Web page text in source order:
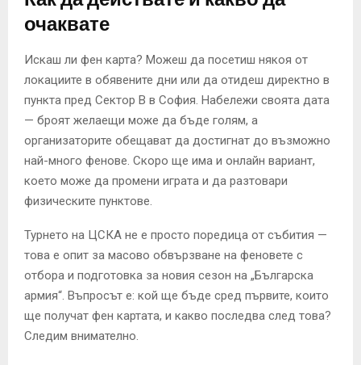
очаквате
Искаш ли фен карта? Можеш да посетиш някоя от
локациите в обявените дни или да отидеш директно в
пункта пред Сектор В в София. Набележи своята дата
— броят желаещи може да бъде голям, а
организаторите обещават да достигнат до възможно
най-много фенове. Скоро ще има и онлайн вариант,
което може да промени играта и да разтовари
физическите пунктове.
Турнето на ЦСКА не е просто поредица от събития —
това е опит за масово обвързване на феновете с
отбора и подготовка за новия сезон на „Българска
армия“. Въпросът е: кой ще бъде сред първите, които
ще получат фен картата, и какво последва след това?
Следим внимателно.